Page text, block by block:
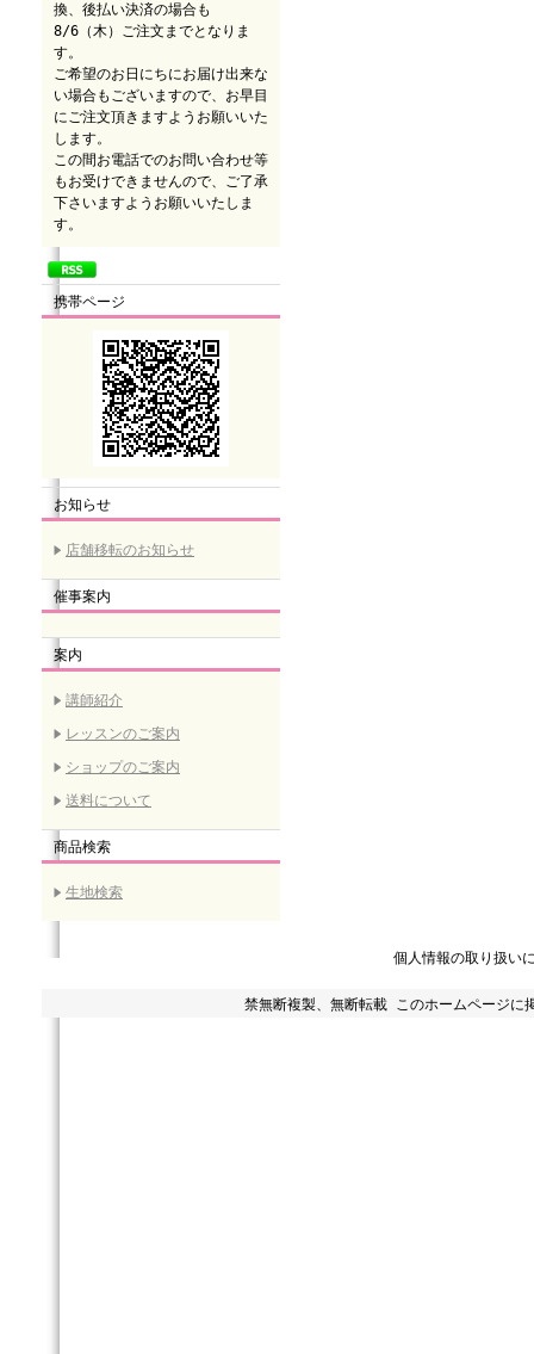
換、後払い決済の場合も
8/6（木）ご注文までとなりま
す。
ご希望のお日にちにお届け出来な
い場合もございますので、お早目
にご注文頂きますようお願いいた
します。
この間お電話でのお問い合わせ等
もお受けできませんので、ご了承
下さいますようお願いいたしま
す。
携帯ページ
お知らせ
店舗移転のお知らせ
催事案内
案内
講師紹介
レッスンのご案内
ショップのご案内
送料について
商品検索
生地検索
個人情報の取り扱い
禁無断複製、無断転載 このホームページに